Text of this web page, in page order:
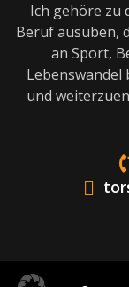
Ich gehöre zu
Beruf ausüben,
an Sport,
Lebenswandel
und